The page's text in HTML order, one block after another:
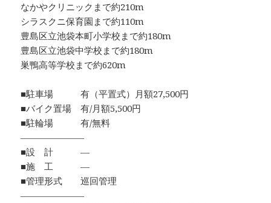
なかやクリニックまで約210m
シラスクニ保育園まで約110m
豊島区立池袋本町小学校まで約180m
豊島区立池袋中学校まで約180m
巣鴨高等学校まで約620m
■駐車場 有（平置式）月額27,500円
■バイク置場 有/月額5,500円
■駐輪場 有/無料
―――――――
■設 計 ―
■施 工 ―
■管理形式 巡回管理
―――――――